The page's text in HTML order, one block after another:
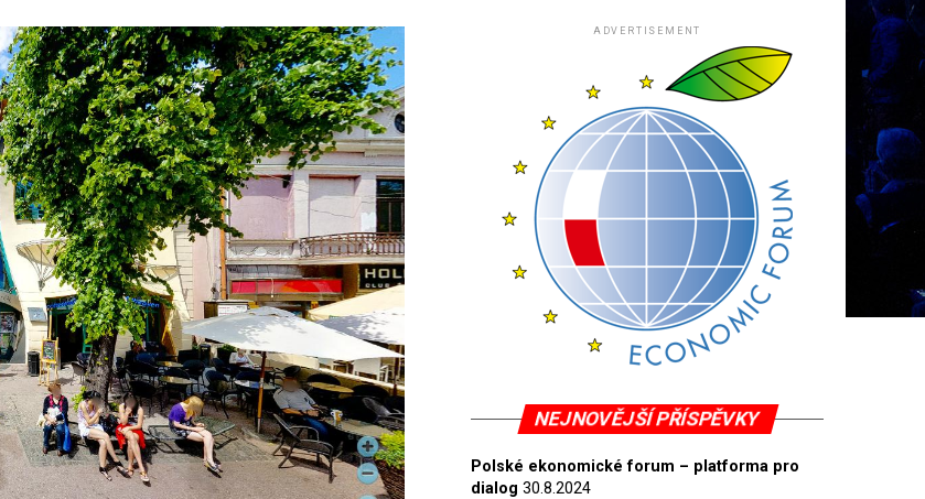
ADVERTISEMENT
NEJNOVĚJŠÍ PŘÍSPĚVKY
Polské ekonomické forum – platforma pro
dialog 30.8.2024